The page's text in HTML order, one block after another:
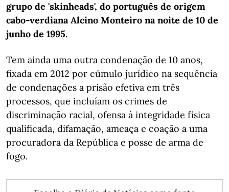
grupo de 'skinheads', do português de origem
cabo-verdiana Alcino Monteiro na noite de 10 de
junho de 1995.
Tem ainda uma outra condenação de 10 anos,
fixada em 2012 por cúmulo jurídico na sequência
de condenações a prisão efetiva em três
processos, que incluíam os crimes de
discriminação racial, ofensa à integridade física
qualificada, difamação, ameaça e coação a uma
procuradora da República e posse de arma de
fogo.